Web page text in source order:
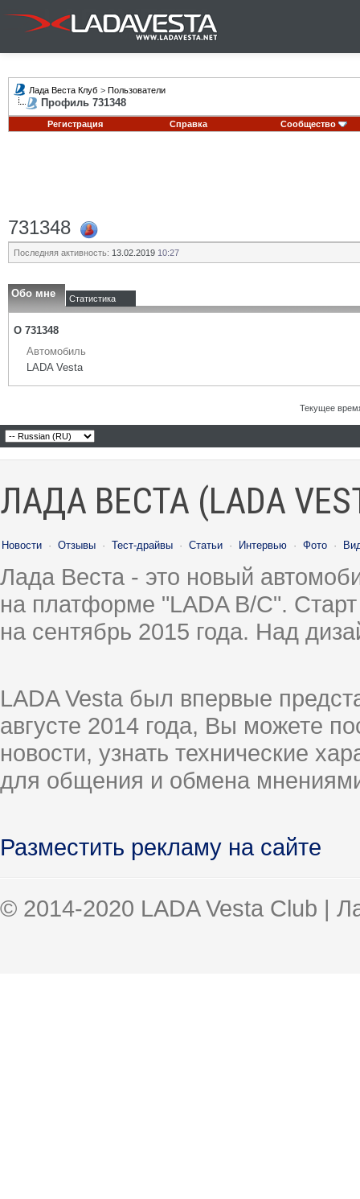
Лада Веста Клуб > Пользователи
Профиль 731348
Регистрация Справка Сообщество
731348
Последняя активность: 13.02.2019 10:27
Обо мне Статистика
О 731348
Автомобиль
LADA Vesta
Текущее
ЛАДА ВЕСТА (LADA
Новости · Отзывы · Тест-драйвы · Статьи · Интервью · Фото ·
Лада Веста - это новый
на платформе "LADA B/C".
на сентябрь 2015 года. Над
LADA Vesta был впервые
августе 2014 года, Вы можете
новости, узнать технические
для общения и обмена
Разместить рекламу на сайте
© 2014-2020 LADA Vesta Club |